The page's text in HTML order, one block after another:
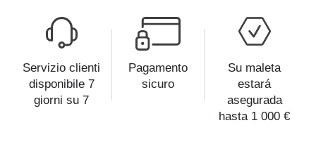
Servizio clienti
disponibile 7
giorni su 7
Pagamento
sicuro
Su maleta
estará
asegurada
hasta 1 000 €